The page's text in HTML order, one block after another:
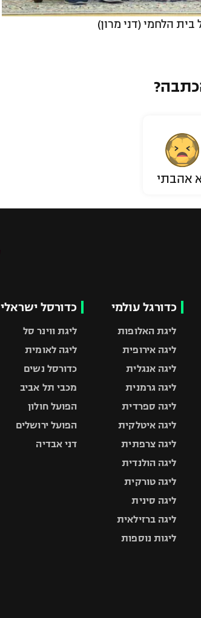
הלחמי (דני מרון)
אהבתי
כדורגל עולמי
ליגת האלופות
ליגה אירופית
ליגה אנגלית
ליגה גרמנית
ליגה ספרדית
ליגה איטלקית
ליגה צרפתית
ליגה הולנדית
ליגה טורקית
ליגה סינית
ליגה ברזילאית
ליגות נוספות
כדורסל ישראלי
ליגת ווינר סל
ליגה לאומית
כדורסל נשים
מכבי תל אביב
הפועל חולון
הפועל ירושלים
דני אבדיה